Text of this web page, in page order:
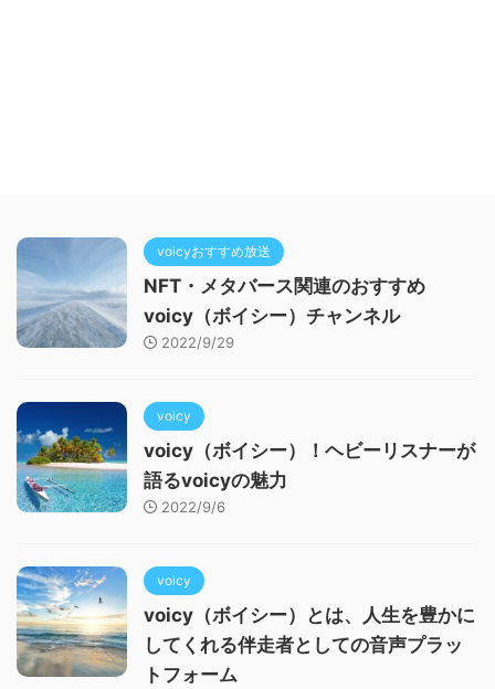
voicyおすすめ放送
NFT・メタバース関連のおすすめ
voicy（ボイシー）チャンネル
2022/9/29
voicy
voicy（ボイシー）！ヘビーリスナーが
語るvoicyの魅力
2022/9/6
voicy
voicy（ボイシー）とは、人生を豊かに
してくれる伴走者としての音声プラッ
トフォーム